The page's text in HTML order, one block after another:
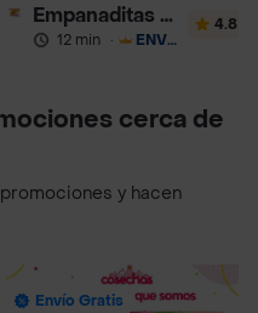
Empanaditas de Pipian - Empanadas
12 min · ENVÍO GRATIS
4.8
cerca de
y hacen
Envío Gratis